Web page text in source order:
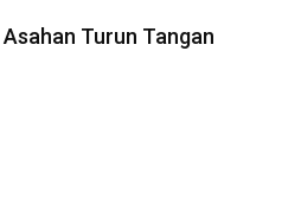
Turun Tangan